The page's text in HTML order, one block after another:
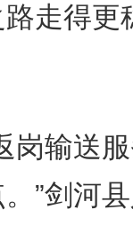
走得更
输送服
”剑河